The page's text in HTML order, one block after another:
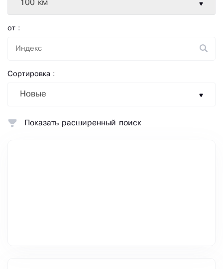
100 км
от :
Сортировка :
Новые
Показать расширенный поиск